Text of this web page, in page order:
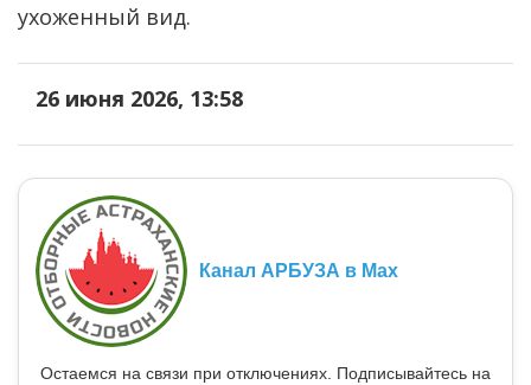
ухоженный вид.
26 июня 2026, 13:58
Канал АРБУЗА в Max
Остаемся на связи при отключениях. Подписывайтесь на